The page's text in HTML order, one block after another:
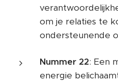
om je relaties te
ondersteunende
Nummer 22: Een
energie